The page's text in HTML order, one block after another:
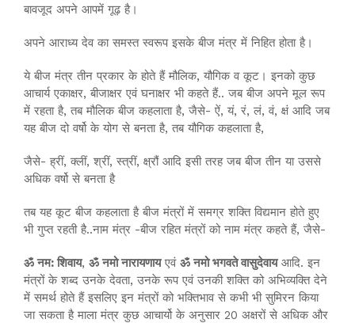
बावजूद अपने आपमें गूढ़ है।
अपने आराध्य देव का समस्त स्वरूप इसके बीज मंत्र में निहित होता है।
ये बीज मंत्र तीन प्रकार के होते हैं मौलिक, यौगिक व कूट। इनको कुछ
आचार्य एकाक्षर, बीजाक्षर एवं घनाक्षर भी कहते हैं.. जब बीज अपने मूल रूप
में रहता है, तब मौलिक बीज कहलाता है, जैसे- ऐं, यं, रं, लं, वं, क्षं आदि जब
यह बीज दो वर्षो के योग से बनता है, तब यौगिक कहलाता है,
जैसे- ह्रीं, क्लीं, श्रीं, स्त्रीं, क्ष्रौं आदि इसी तरह जब बीज तीन या उससे
अधिक वर्षो से बनता है
तब यह कूट बीज कहलाता है बीज मंत्रों में समग्र शक्ति विद्यमान होते हुए
भी गुप्त रहती है..नाम मंत्र -बीज रहित मंत्रों को नाम मंत्र कहते हैं, जैसे-
ॐ नम: शिवाय, ॐ नमो नारायणायएवं ॐ नमो भगवते वासुदेवायआदि. इन
मंत्रों के शब्द उनके देवता, उनके रूप एवं उनकी शक्ति को अभिव्यक्ति देने
में समर्थ होते हैं इसलिए इन मंत्रों को भक्तिभाव से कभी भी सुमिरन किया
जा सकता है माला मंत्र कुछ आचार्यो के अनुसार 20 अक्षरों से अधिक और